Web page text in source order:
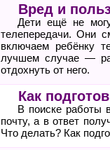
Вред и
Дети ещё не
телепередачи. Они
включаем ребёнку
лучшем случае —
отдохнуть от него.
Как
В поиске работы
почту, а в ответ
Что делать? Как